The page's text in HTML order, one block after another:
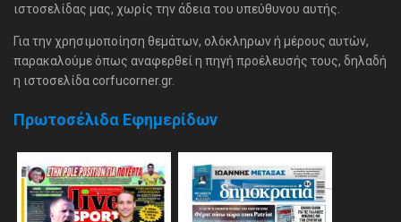
ιστοσελίδας μας, χωρίς την άδεια του υπεύθυνου αυτής.
Για την χρησιμοποίηση θεμάτων, ολόκληρων ή μέρους αυτών,
παρακαλούμε όπως αναφερθεί η πηγή προέλευσής τους, δηλαδή
η ιστοσελίδα corfucorner.gr.
Πρωτοσέλιδα Εφημερίδων